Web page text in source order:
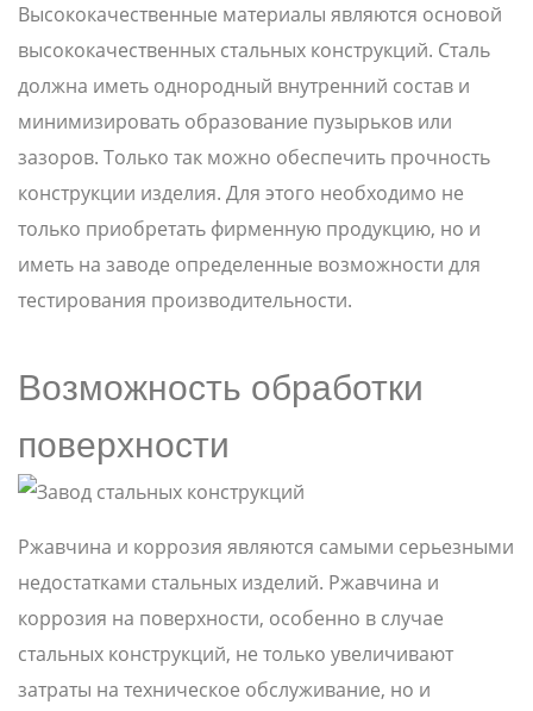
Высококачественные материалы являются основой
высококачественных стальных конструкций. Сталь
должна иметь однородный внутренний состав и
минимизировать образование пузырьков или
зазоров. Только так можно обеспечить прочность
конструкции изделия. Для этого необходимо не
только приобретать фирменную продукцию, но и
иметь на заводе определенные возможности для
тестирования производительности.
Возможность обработки
поверхности
Ржавчина и коррозия являются самыми серьезными
недостатками стальных изделий. Ржавчина и
коррозия на поверхности, особенно в случае
стальных конструкций, не только увеличивают
затраты на техническое обслуживание, но и